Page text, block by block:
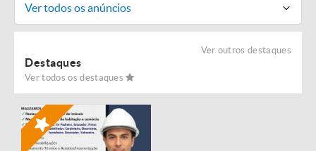
Ver todos os anúncios
Ver outros destaques
Destaques
Ver todos os destaques